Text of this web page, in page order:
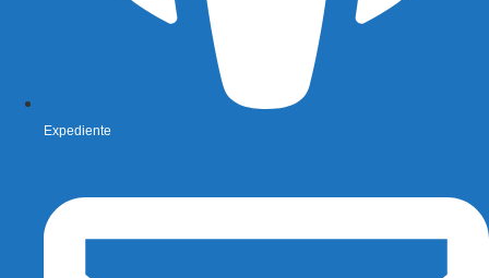
Expediente